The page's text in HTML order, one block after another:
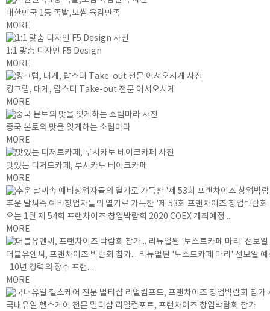
대한민국 1등 족발,보쌈 육감만족
MORE
1:1 맞춤 디자인 F5 Design
MORE
킹크랩, 대게, 랍스터 Take-out 전문 어서오시게
MORE
중국 본토의 맛을 잊게하는 소림마라
MORE
맛있는 디저트카페, 루시카토 베이크카페
MORE
추운 날씨속 예비창업자들의 열기로 가득찬 '제 53회 프랜차이즈 창업박람
오는 1월 제 54회 프랜차이즈 창업박람회 2020 COEX 개최예정 ...
MORE
더블유엔씨, 프랜차이즈 박람회 참가... 리뉴얼된 '토스트카페 마리' 선보일 예
10년 경력의 장수 프랜...
MORE
국내유일 헬스케어 전문 멀티샵 리얼컴포트, 프랜차이즈 창업박람회 참가